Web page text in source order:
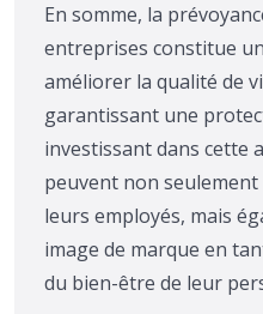
En somme, la
entreprises constitue
améliorer la qualité de
garantissant une
investissant dans cette
peuvent non
leurs employés, mais
image de marque en
du bien-être de leur